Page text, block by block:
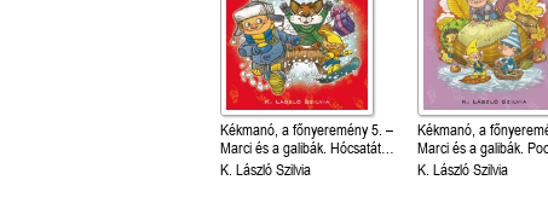
Kékmanó, a főnyeremény 5. –
Marci és a galibák. Hócsatától
olvadásig
K. László Szilvia
Kékmanó, a
Marci és a galibák.
lombhullásig
K. László Szilvia